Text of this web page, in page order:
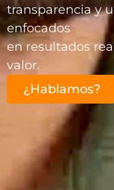
transparencia y
enfocados
en resultados
valor.
¿Hablamos?